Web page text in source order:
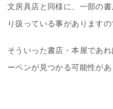
文房具店と同様に、一部の
り扱っている事がありますの
そういった書店・本屋であ
ーペンが見つかる可能性があ